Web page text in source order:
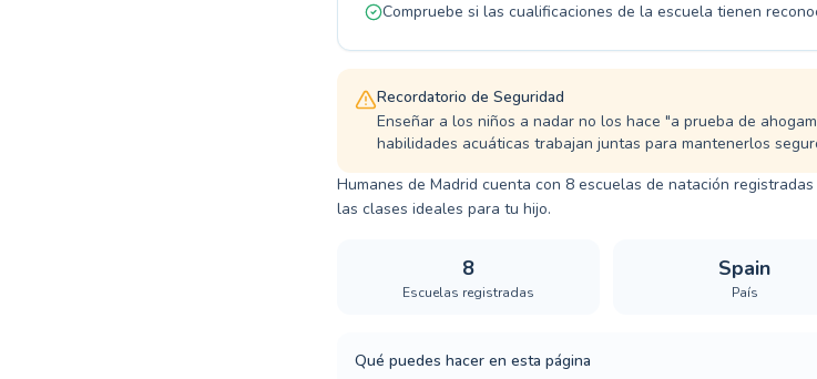
Compruebe si las cualificaciones de la escuela tienen
Recordatorio de Seguridad
Enseñar a los niños a nadar no los hace "a prueba de
habilidades acuáticas trabajan juntas para mantenerlos
Humanes de Madrid cuenta con 8 escuelas de natación
las clases ideales para tu hijo.
8
Escuelas registradas
Spain
País
Qué puedes hacer en esta página